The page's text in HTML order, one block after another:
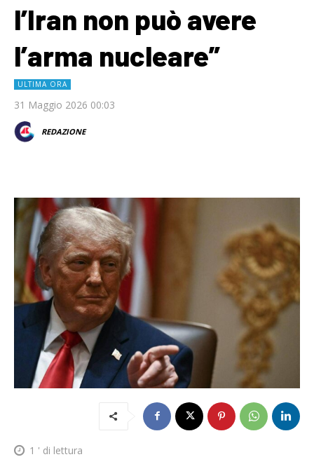
l’Iran non può avere
l’arma nucleare”
ULTIMA ORA
31 Maggio 2026 00:03
REDAZIONE
1 ' di lettura